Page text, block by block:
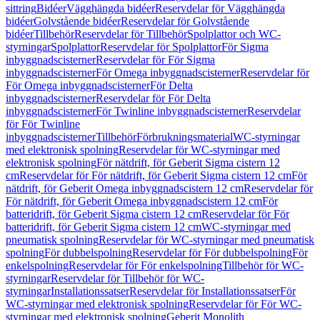
sittringBidéerVägghängda bidéerReservdelar för Vägghängda
bidéerGolvstående bidéerReservdelar för Golvstående
bidéerTillbehörReservdelar för TillbehörSpolplattor och WC-
styrningarSpolplattorReservdelar för SpolplattorFör Sigma
inbyggnadscisternerReservdelar för För Sigma
inbyggnadscisternerFör Omega inbyggnadscisternerReservdelar för
För Omega inbyggnadscisternerFör Delta
inbyggnadscisternerReservdelar för För Delta
inbyggnadscisternerFör Twinline inbyggnadscisternerReservdelar
för För Twinline
inbyggnadscisternerTillbehörFörbrukningsmaterialWC-styrningar
med elektronisk spolningReservdelar för WC-styrningar med
elektronisk spolningFör nätdrift, för Geberit Sigma cistern 12
cmReservdelar för För nätdrift, för Geberit Sigma cistern 12 cmFör
nätdrift, för Geberit Omega inbyggnadscistern 12 cmReservdelar för
För nätdrift, för Geberit Omega inbyggnadscistern 12 cmFör
batteridrift, för Geberit Sigma cistern 12 cmReservdelar för För
batteridrift, för Geberit Sigma cistern 12 cmWC-styrningar med
pneumatisk spolningReservdelar för WC-styrningar med pneumatisk
spolningFör dubbelspolningReservdelar för För dubbelspolningFör
enkelspolningReservdelar för För enkelspolningTillbehör för WC-
styrningarReservdelar för Tillbehör för WC-
styrningarInstallationssatserReservdelar för InstallationssatserFör
WC-styrningar med elektronisk spolningReservdelar för För WC-
styrningar med elektronisk spolningGeberit Monolith